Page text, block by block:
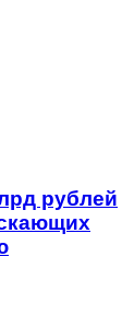
рублей